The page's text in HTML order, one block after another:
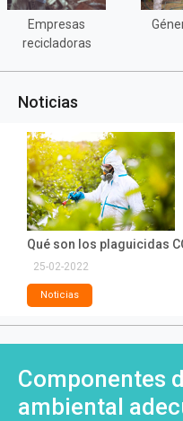
Empresas
recicladoras
Noticias
25-02-2022
Noticias
Componentes
ambiental